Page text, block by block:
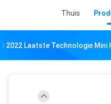
Thuis
2022 Laatste Technologie Mini